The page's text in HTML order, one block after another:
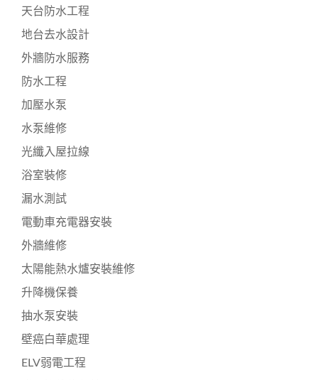
天台防水工程
地台去水設計
外牆防水服務
防水工程
加壓水泵
水泵維修
光纖入屋拉線
浴室裝修
漏水測試
電動車充電器安裝
外牆維修
太陽能熱水爐安裝維修
升降機保養
抽水泵安裝
壁癌白華處理
ELV弱電工程